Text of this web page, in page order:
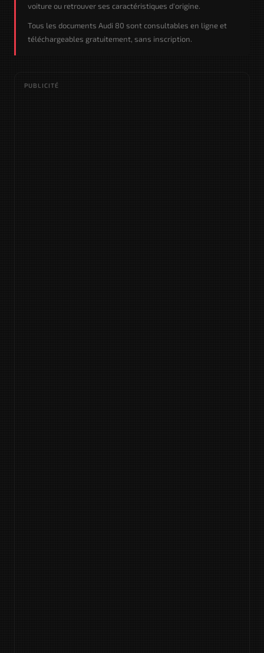
voiture ou retrouver ses caractéristiques d'origine.
Tous les documents Audi 80 sont consultables en ligne et
téléchargeables gratuitement, sans inscription.
PUBLICITÉ